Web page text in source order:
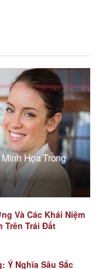
Họa Trong
Và Các Khái Niệm
Trên Trái Đất
Ý Nghĩa Sâu Sắc